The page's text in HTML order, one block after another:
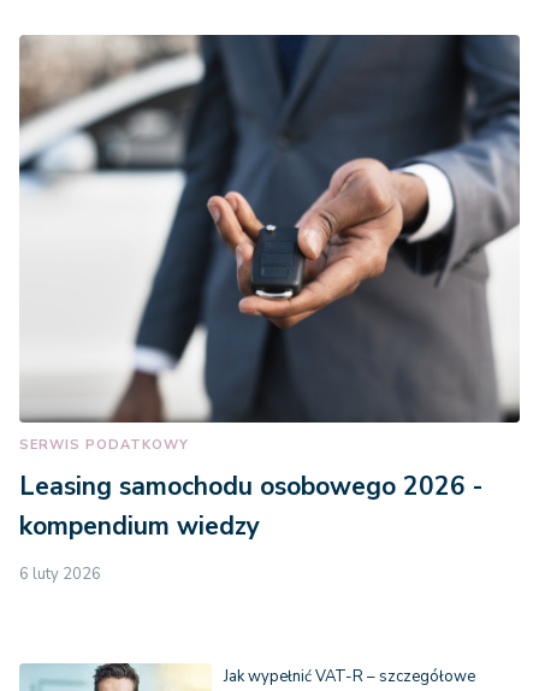
SERWIS PODATKOWY
Leasing samochodu osobowego 2026 -
kompendium wiedzy
6 luty 2026
Jak wypełnić VAT-R – szczegółowe